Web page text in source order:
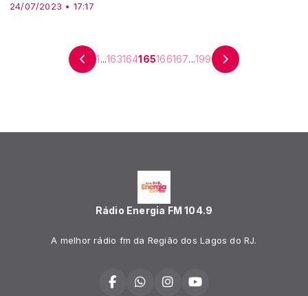
24/07/2023 • 17:17
1...163164165166167...199
Rádio Energia FM 104.9
A melhor rádio fm da Região dos Lagos do RJ.